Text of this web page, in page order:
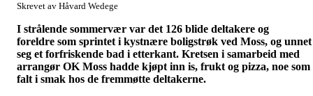
Skrevet av Håvard Wedege
I strålende sommervær var det 126 blide deltakere og
foreldre som sprintet i kystnære boligstrøk ved Moss, og unnet
seg et forfriskende bad i etterkant. Kretsen i samarbeid med
arrangør OK Moss hadde kjøpt inn is, frukt og pizza, noe som
falt i smak hos de fremmøtte deltakerne.